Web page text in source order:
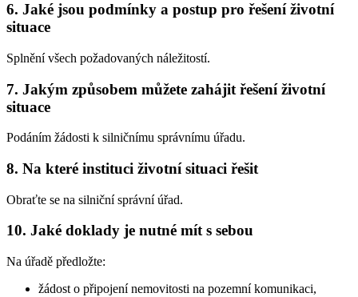
6. Jaké jsou podmínky a postup pro řešení životní
situace
Splnění všech požadovaných náležitostí.
7. Jakým způsobem můžete zahájit řešení životní
situace
Podáním žádosti k silničnímu správnímu úřadu.
8. Na které instituci životní situaci řešit
Obraťte se na silniční správní úřad.
10. Jaké doklady je nutné mít s sebou
Na úřadě předložte:
žádost o připojení nemovitosti na pozemní komunikaci,